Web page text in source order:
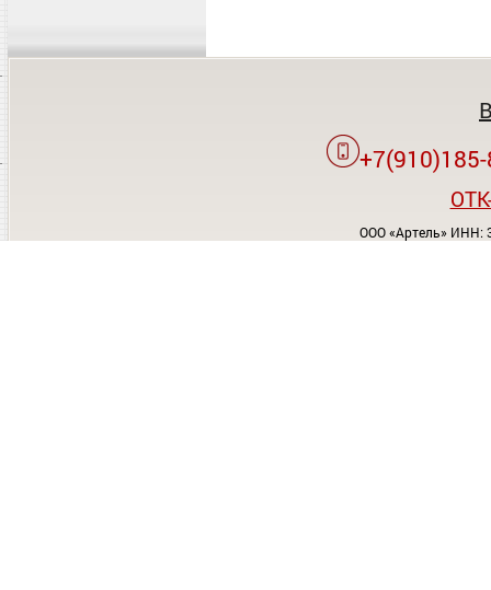
ООО «Артель» ИНН: